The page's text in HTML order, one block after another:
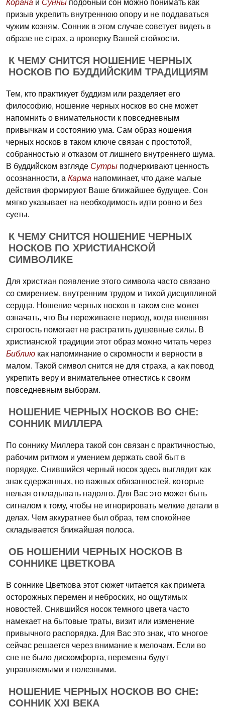
Корана и Сунны подобный сон можно понимать как
призыв укрепить внутреннюю опору и не поддаваться
чужим козням. Сонник в этом случае советует видеть в
образе не страх, а проверку Вашей стойкости.
К ЧЕМУ СНИТСЯ НОШЕНИЕ ЧЕРНЫХ
НОСКОВ ПО БУДДИЙСКИМ ТРАДИЦИЯМ
Тем, кто практикует буддизм или разделяет его
философию, ношение черных носков во сне может
напомнить о внимательности к повседневным
привычкам и состоянию ума. Сам образ ношения
черных носков в таком ключе связан с простотой,
собранностью и отказом от лишнего внутреннего шума.
В буддийском взгляде Сутры подчеркивают ценность
осознанности, а Карма напоминает, что даже малые
действия формируют Ваше ближайшее будущее. Сон
мягко указывает на необходимость идти ровно и без
суеты.
К ЧЕМУ СНИТСЯ НОШЕНИЕ ЧЕРНЫХ
НОСКОВ ПО ХРИСТИАНСКОЙ
СИМВОЛИКЕ
Для христиан появление этого символа часто связано
со смирением, внутренним трудом и тихой дисциплиной
сердца. Ношение черных носков в таком сне может
означать, что Вы переживаете период, когда внешняя
строгость помогает не растратить душевные силы. В
христианской традиции этот образ можно читать через
Библию как напоминание о скромности и верности в
малом. Такой символ снится не для страха, а как повод
укрепить веру и внимательнее отнестись к своим
повседневным выборам.
НОШЕНИЕ ЧЕРНЫХ НОСКОВ ВО СНЕ:
СОННИК МИЛЛЕРА
По соннику Миллера такой сон связан с практичностью,
рабочим ритмом и умением держать свой быт в
порядке. Снившийся черный носок здесь выглядит как
знак сдержанных, но важных обязанностей, которые
нельзя откладывать надолго. Для Вас это может быть
сигналом к тому, чтобы не игнорировать мелкие детали в
делах. Чем аккуратнее был образ, тем спокойнее
складывается ближайшая полоса.
ОБ НОШЕНИИ ЧЕРНЫХ НОСКОВ В
СОННИКЕ ЦВЕТКОВА
В соннике Цветкова этот сюжет читается как примета
осторожных перемен и неброских, но ощутимых
новостей. Снившийся носок темного цвета часто
намекает на бытовые траты, визит или изменение
привычного распорядка. Для Вас это знак, что многое
сейчас решается через внимание к мелочам. Если во
сне не было дискомфорта, перемены будут
управляемыми и полезными.
НОШЕНИЕ ЧЕРНЫХ НОСКОВ ВО СНЕ:
СОННИК XXI ВЕКА